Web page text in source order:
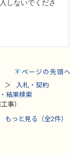
ページの先頭へ
入札・契約
結果検索
事）
もっと見る（全2件）